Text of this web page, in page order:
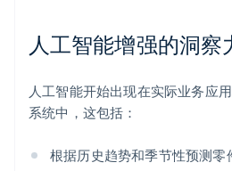
人工智能增强的洞察
人工智能开始出现在实际业务应
系统中，这包括：
根据历史趋势和季节性预测零